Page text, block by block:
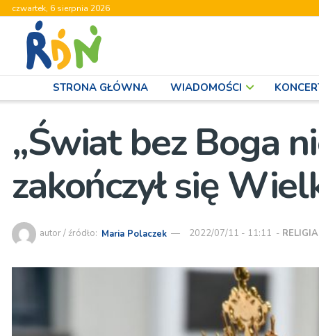
czwartek, 6 sierpnia 2026
STRONA GŁÓWNA WIADOMOŚCI
„Świat bez Boga
zakończył się
autor / źródło: Maria Polaczek 2022/07/11 - 11:11 - RELIGIA